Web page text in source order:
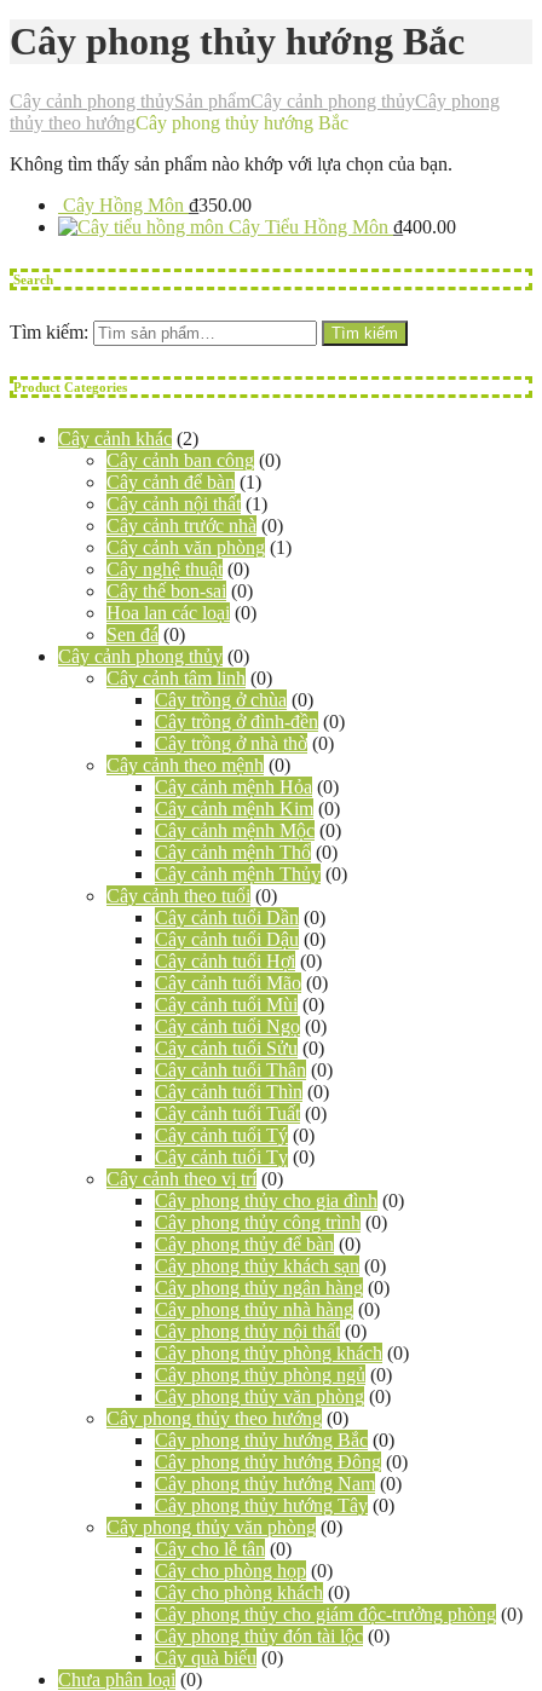
Cây phong thủy hướng Bắc
Cây cảnh phong thủySản phẩmCây cảnh phong thủyCây phong
thủy theo hướngCây phong thủy hướng Bắc
Không tìm thấy sản phẩm nào khớp với lựa chọn của bạn.
Cây Hồng Môn ₫350.00
Cây Tiểu Hồng Môn ₫400.00
Search
Tìm kiếm: Tìm kiếm
Product Categories
Cây cảnh khác (2)
Cây cảnh ban công (0)
Cây cảnh để bàn (1)
Cây cảnh nội thất (1)
Cây cảnh trước nhà (0)
Cây cảnh văn phòng (1)
Cây nghệ thuật (0)
Cây thế bon-sai (0)
Hoa lan các loại (0)
Sen đá (0)
Cây cảnh phong thủy (0)
Cây cảnh tâm linh (0)
Cây trồng ở chùa (0)
Cây trồng ở đình-đền (0)
Cây trồng ở nhà thờ (0)
Cây cảnh theo mệnh (0)
Cây cảnh mệnh Hỏa (0)
Cây cảnh mệnh Kim (0)
Cây cảnh mệnh Mộc (0)
Cây cảnh mệnh Thổ (0)
Cây cảnh mệnh Thủy (0)
Cây cảnh theo tuổi (0)
Cây cảnh tuổi Dần (0)
Cây cảnh tuổi Dậu (0)
Cây cảnh tuổi Hợi (0)
Cây cảnh tuổi Mão (0)
Cây cảnh tuổi Mùi (0)
Cây cảnh tuổi Ngọ (0)
Cây cảnh tuổi Sửu (0)
Cây cảnh tuổi Thân (0)
Cây cảnh tuổi Thìn (0)
Cây cảnh tuổi Tuất (0)
Cây cảnh tuổi Tý (0)
Cây cảnh tuổi Tỵ (0)
Cây cảnh theo vị trí (0)
Cây phong thủy cho gia đình (0)
Cây phong thủy công trình (0)
Cây phong thủy để bàn (0)
Cây phong thủy khách sạn (0)
Cây phong thủy ngân hàng (0)
Cây phong thủy nhà hàng (0)
Cây phong thủy nội thất (0)
Cây phong thủy phòng khách (0)
Cây phong thủy phòng ngủ (0)
Cây phong thủy văn phòng (0)
Cây phong thủy theo hướng (0)
Cây phong thủy hướng Bắc (0)
Cây phong thủy hướng Đông (0)
Cây phong thủy hướng Nam (0)
Cây phong thủy hướng Tây (0)
Cây phong thủy văn phòng (0)
Cây cho lễ tân (0)
Cây cho phòng họp (0)
Cây cho phòng khách (0)
Cây phong thủy cho giám độc-trưởng phòng (0)
Cây phong thủy đón tài lộc (0)
Cây quà biếu (0)
Chưa phân loại (0)